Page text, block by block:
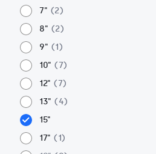
7"
2
8"
2
9"
1
10"
7
12"
7
13"
4
15"
17"
1